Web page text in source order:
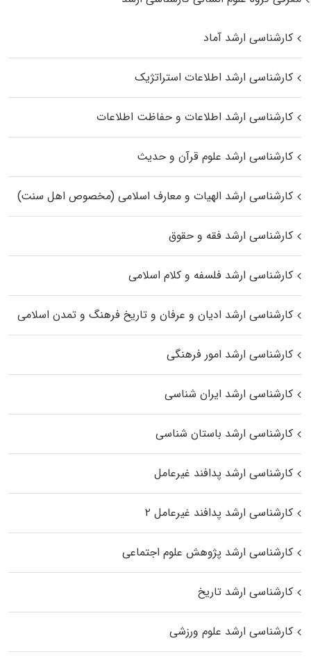
کارشناسی ارشد آماد
کارشناسی ارشد اطلاعات استراتژیک
کارشناسی ارشد اطلاعات و حفاظت اطلاعات
کارشناسی ارشد علوم قرآن و حدیث
کارشناسی ارشد الهیات و معارف اسلامی (مخصوص اهل سنت)
کارشناسی ارشد فقه و حقوق
کارشناسی ارشد فلسفه و کلام اسلامی
کارشناسی ارشد ادیان و عرفان و تاریخ فرهنگ و تمدن اسلامی
کارشناسی ارشد امور فرهنگی
کارشناسی ارشد ایران شناسی
کارشناسی ارشد باستان شناسی
کارشناسی ارشد پدافند غیرعامل
کارشناسی ارشد پدافند غیرعامل ۲
کارشناسی ارشد پژوهش علوم اجتماعی
کارشناسی ارشد تاریخ
کارشناسی ارشد علوم ورزشی